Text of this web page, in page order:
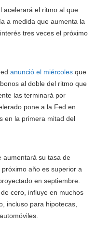
acelerará el ritmo al que
a medida que aumenta la
tres veces el próximo
anunció el miércoles que
al doble del ritmo que
las terminará por
pone a la Fed en
en la primera mitad del
aumentará su tasa de
año es superior a
en septiembre.
cero, influye en muchos
incluso para hipotecas,